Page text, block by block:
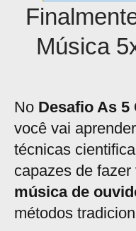
Música
No Desafio As 5
você vai
técnicas
capazes de fazer
música de
métodos